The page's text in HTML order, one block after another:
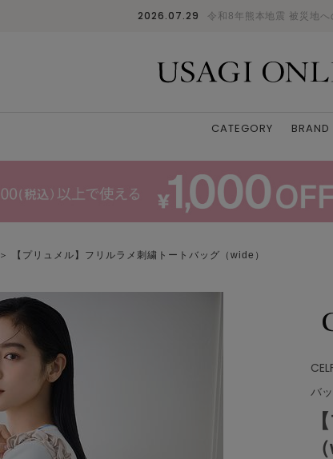
2026.07.29 令和8年熊本地震 被災地へ
CATEGORY BRAND
＞ 【プリュメル】フリルラメ刺繍トートバッグ（wide）
バ